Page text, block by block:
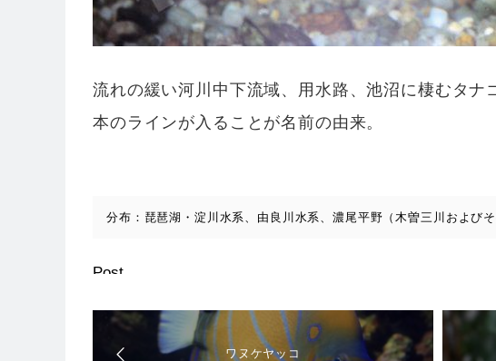
流れの緩い河川中下流域、用水路、池沼に棲むタナ
本のラインが入ることが名前の由来。
分布：琵琶湖・淀川水系、由良川水系、濃尾平野（木曽三川および
Post
ワヌケヤッコ